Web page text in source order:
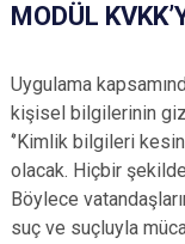
MODÜL
Uygulama
kişisel bilgilerinin
‘’Kimlik bilgileri
olacak. Hiçbir
Böylece
suç ve suçluyla